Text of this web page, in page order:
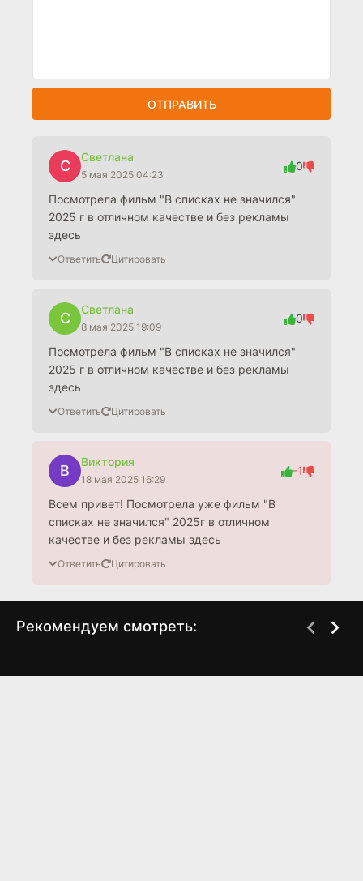
ОТПРАВИТЬ
С
Светлана
5 мая 2025 04:23
0
Посмотрела фильм "В списках не значился"
2025 г в отличном качестве и без рекламы
здесь
Ответить Цитировать
С
Светлана
8 мая 2025 19:09
0
Посмотрела фильм "В списках не значился"
2025 г в отличном качестве и без рекламы
здесь
Ответить Цитировать
В
Виктория
18 мая 2025 16:29
-1
Всем привет! Посмотрела уже фильм "В
списках не значился" 2025г в отличном
качестве и без рекламы здесь
Ответить Цитировать
Рекомендуем смотреть: